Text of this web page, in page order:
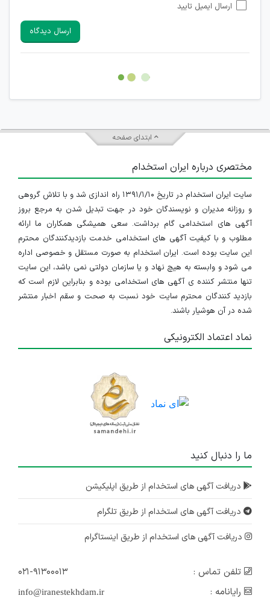
امکان تأیید نظرات کاربرانی که به هر طریقی قصد مأیوس کردن
هرگونه تحریک، تحقیر و کنایه به سایر افراد (مسئول و غیر مسئول)
غیر مجاز می باشد.
امکان هماهنگی برای هرگونه ملاقات حضوری چه به صورت دسته
ارسال ایمیل تایید
ارسال دیدگاه
ابتدای صفحه
مختصری درباره ایران استخدام
سایت ایران استخدام در تاریخ ۱۳۹۱/۱/۱۰ راه اندازی شد و با تلاش گروهی
و روزانه مدیران و نویسندگان خود در جهت تبدیل شدن به مرجع بروز
آگهی های استخدامی گام برداشت. سعی همیشگی همکاران ما ارائه
مطلوب و با کیفیت آگهی های استخدامی خدمت بازدیدکنندگان محترم
این سایت بوده است. ایران استخدام به صورت مستقل و خصوصی اداره
می شود و وابسته به هیچ نهاد و یا سازمان دولتی نمی باشد، این سایت
تنها منتشر کننده ی آگهی های استخدامی بوده و بنابراین لازم است که
بازدید کنندگان محترم سایت خود نسبت به صحت و سقم اخبار منتشر
شده در آن هوشیار باشند.
نماد اعتماد الکترونیکی
ما را دنبال کنید
دریافت آگهی های استخدام از طریق اپلیکیشن
دریافت آگهی های استخدام از طریق تلگرام
دریافت آگهی های استخدام از طریق اینستاگرام
تلفن تماس :
۰۲۱-۹۱۳۰۰۰۱۳
رایانامه :
info@iranestekhdam.ir